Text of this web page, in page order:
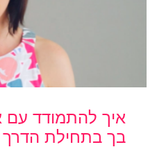
איך להתמודד עם
בך בתחילת